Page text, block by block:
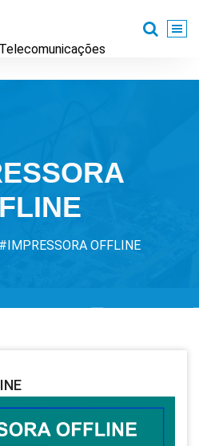
#IMPRESSORA OFFLINE